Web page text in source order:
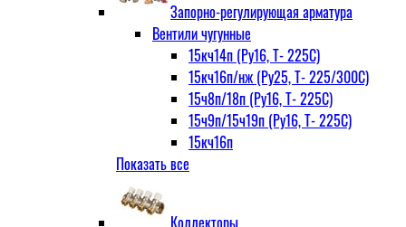
Запорно-регулирующая арматура
Вентили чугунные
15кч14п (Ру16, Т- 225С)
15кч16п/нж (Ру25, Т- 225/300С)
15ч8п/18п (Ру16, Т- 225С)
15ч9п/15ч19п (Ру16, Т- 225С)
15кч16п
Показать все
Коллекторы